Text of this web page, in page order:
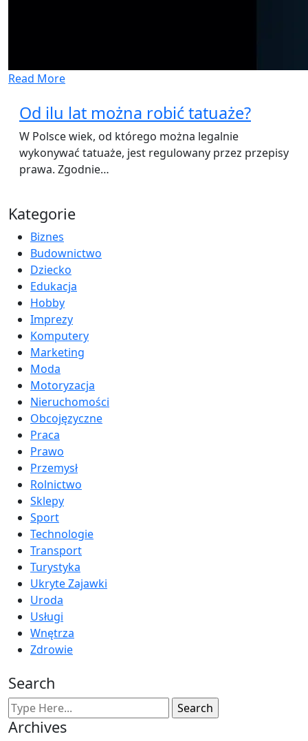
Read More
Od ilu lat można robić tatuaże?
W Polsce wiek, od którego można legalnie
wykonywać tatuaże, jest regulowany przez przepisy
prawa. Zgodnie…
Kategorie
Biznes
Budownictwo
Dziecko
Edukacja
Hobby
Imprezy
Komputery
Marketing
Moda
Motoryzacja
Nieruchomości
Obcojęzyczne
Praca
Prawo
Przemysł
Rolnictwo
Sklepy
Sport
Technologie
Transport
Turystyka
Ukryte Zajawki
Uroda
Usługi
Wnętrza
Zdrowie
Search
Archives